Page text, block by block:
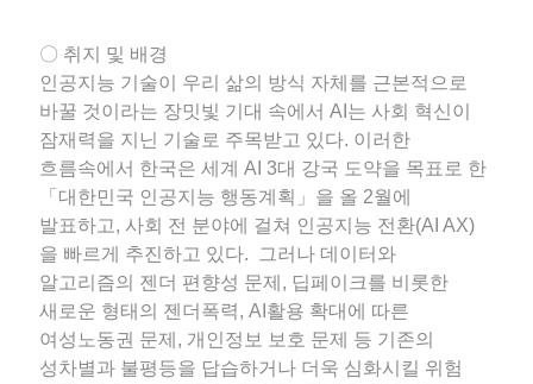
〇 취지 및 배경
인공지능 기술이 우리 삶의 방식 자체를 근본적으로
바꿀 것이라는 장밋빛 기대 속에서 AI는 사회 혁신이
잠재력을 지닌 기술로 주목받고 있다. 이러한
흐름속에서 한국은 세계 AI 3대 강국 도약을 목표로 한
「대한민국 인공지능 행동계획」을 올 2월에
발표하고, 사회 전 분야에 걸쳐 인공지능 전환(AI AX)
을 빠르게 추진하고 있다. 그러나 데이터와
알고리즘의 젠더 편향성 문제, 딥페이크를 비롯한
새로운 형태의 젠더폭력, AI활용 확대에 따른
여성노동권 문제, 개인정보 보호 문제 등 기존의
성차별과 불평등을 답습하거나 더욱 심화시킬 위험